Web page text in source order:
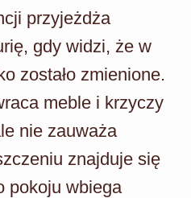
przyjeżdża
gdy widzi, że w
zostało zmienione.
meble i krzyczy
nie zauważa
znajduje się
pokoju wbiega